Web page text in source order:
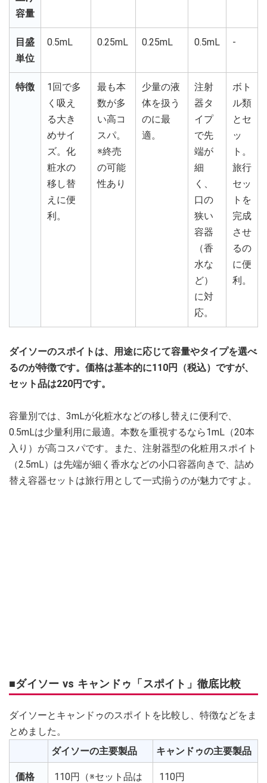
容量
目盛
単位
0.5mL 0.25mL 0.25mL 0.5mL -
特徴
1回で多
く吸え
る大き
めサイ
ズ。化
粧水の
移し替
えに便
利。
最も本
数が多
い高コ
スパ。
※終売
の可能
性あり
少量の液
体を扱う
のに最
適。
注射
器タ
イプ
で先
端が
細
く、
口の
狭い
容器
（香
水な
ど）
に対
応。
ボト
ル類
とセ
ッ
ト。
旅行
セッ
トを
完成
させ
るの
に便
利。
ダイソーのスポイトは、用途に応じて容量やタイプを選べ
るのが特徴です。価格は基本的に110円（税込）ですが、
セット品は220円です。
容量別では、3mLが化粧水などの移し替えに便利で、
0.5mLは少量利用に最適。本数を重視するなら1mL（20本
入り）が高コスパです。また、注射器型の化粧用スポイト
（2.5mL）は先端が細く香水などの小口容器向きで、詰め
替え容器セットは旅行用として一式揃うのが魅力ですよ。
■ダイソー vs キャンドゥ「スポイト」徹底比較
ダイソーとキャンドゥのスポイトを比較し、特徴などをま
とめました。
ダイソーの主要製品
キャンドゥの主要製品
価格
110円（※セット品は
110円